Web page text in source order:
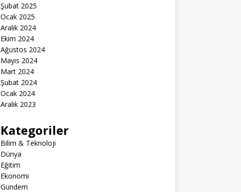
Şubat 2025
Ocak 2025
Aralık 2024
Ekim 2024
Ağustos 2024
Mayıs 2024
Mart 2024
Şubat 2024
Ocak 2024
Aralık 2023
Kategoriler
Bilim & Teknoloji
Dünya
Eğitim
Ekonomi
Gündem